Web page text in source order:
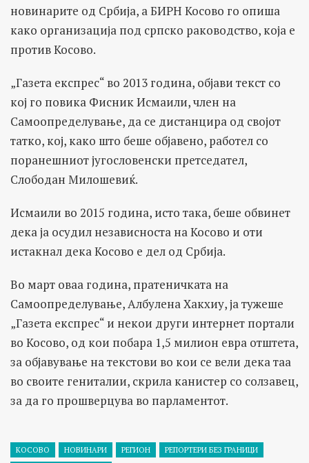
новинарите од Србија, а БИРН Косово го опиша
како организација под српско раководство, која е
против Косово.
„Газета експрес“ во 2013 година, објави текст со
кој го повика Фисник Исмаили, член на
Самоопределување, да се дистанцира од својот
татко, кој, како што беше објавено, работел со
поранешниот југословенски претседател,
Слободан Милошевиќ.
Исмаили во 2015 година, исто така, беше обвинет
дека ја осудил независноста на Косово и оти
истакнал дека Косово е дел од Србија.
Во март оваа година, пратеничката на
Самоопределување, Албулена Хакхиу, ја тужеше
„Газета експрес“ и некои други интернет портали
во Косово, од кои побара 1,5 милион евра отштета,
за објавување на текстови во кои се вели дека таа
во своите гениталии, скрила канистер со солзавец,
за да го прошверцува во парламентот.
КОСОВО НОВИНАРИ РЕГИОН
РЕПОРТЕРИ БЕЗ ГРАНИЦИ